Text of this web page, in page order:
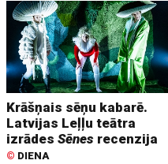
Krāšņais sēņu kabarē.
Latvijas Leļļu teātra
izrādesSēnes recenzija
© DIENA